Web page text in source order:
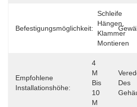
Befestigungsmöglichkeit:
Schleife
Hängen,
Klammer
Montieren
Empfohlene
Installationshöhe:
4
M
Bis
10
M
Des